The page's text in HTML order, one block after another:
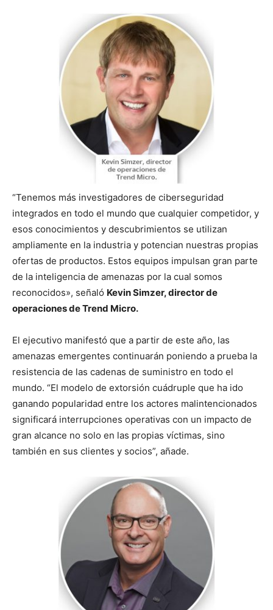
“Tenemos más investigadores de ciberseguridad
integrados en todo el mundo que cualquier competidor, y
esos conocimientos y descubrimientos se utilizan
ampliamente en la industria y potencian nuestras propias
ofertas de productos. Estos equipos impulsan gran parte
de la inteligencia de amenazas por la cual somos
reconocidos», señaló Kevin Simzer, director de
operaciones de Trend Micro.
El ejecutivo manifestó que a partir de este año, las
amenazas emergentes continuarán poniendo a prueba la
resistencia de las cadenas de suministro en todo el
mundo. “El modelo de extorsión cuádruple que ha ido
ganando popularidad entre los actores malintencionados
significará interrupciones operativas con un impacto de
gran alcance no solo en las propias víctimas, sino
también en sus clientes y socios”, añade.